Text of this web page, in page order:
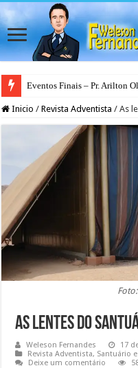
Eventos Finais – Pr. Arilton
Inicio / Revista Adventista / As
As lentes do
Weleson Fernandes
17
Revista Adventista, Santuário
Deixe um comentário